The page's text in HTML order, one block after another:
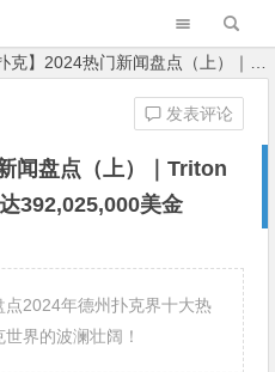
热门新闻盘点（上）｜Triton系列赛47场赛事 奖金高达392,025,000美金
闻盘点（上）｜Triton
392,025,000美金
发表评论
2024年德州扑克界十大热
界的波澜壮阔！